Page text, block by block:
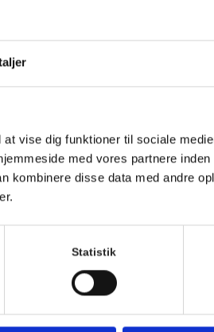
vise dig funktioner til sociale
med vores partnere inden
kombinere disse data med andre
Statistik
og tag din nabo eller bedste ven